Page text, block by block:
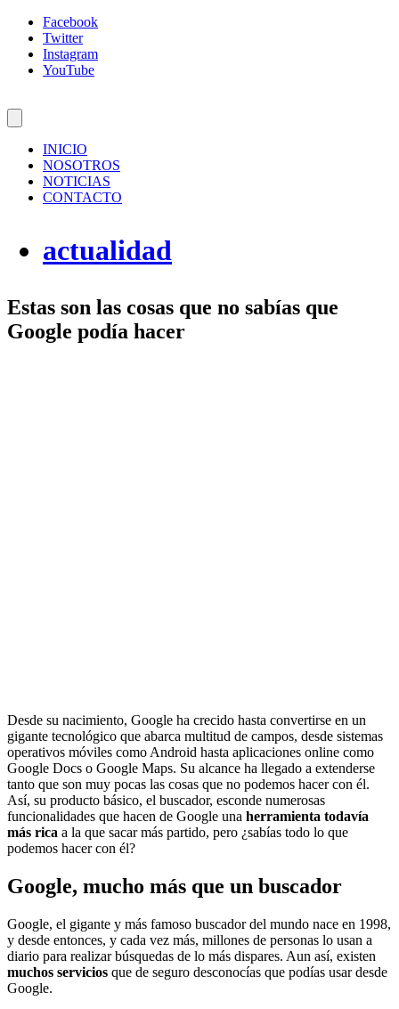
Facebook
Twitter
Instagram
YouTube
INICIO
NOSOTROS
NOTICIAS
CONTACTO
actualidad
Estas son las cosas que no sabías que
Google podía hacer
Desde su nacimiento, Google ha crecido hasta convertirse en un
gigante tecnológico que abarca multitud de campos, desde sistemas
operativos móviles como Android hasta aplicaciones online como
Google Docs o Google Maps. Su alcance ha llegado a extenderse
tanto que son muy pocas las cosas que no podemos hacer con él.
Así, su producto básico, el buscador, esconde numerosas
funcionalidades que hacen de Google una herramienta todavía
más rica a la que sacar más partido, pero ¿sabías todo lo que
podemos hacer con él?
Google, mucho más que un buscador
Google, el gigante y más famoso buscador del mundo nace en 1998,
y desde entonces, y cada vez más, millones de personas lo usan a
diario para realizar búsquedas de lo más dispares. Aun así, existen
muchos servicios que de seguro desconocías que podías usar desde
Google.